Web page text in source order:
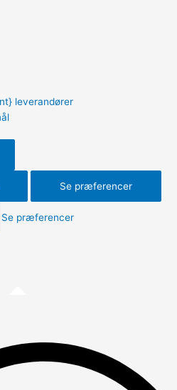
leverandører
Se præferencer
Se præferencer